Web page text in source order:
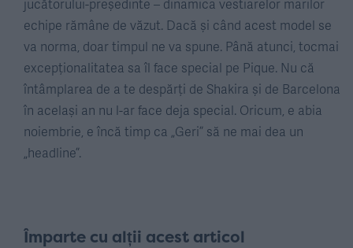
echipe rămâne de văzut. Dacă și când acest model se
va norma, doar timpul ne va spune. Până atunci, tocmai
excepționalitatea sa îl face special pe Pique. Nu că
întâmplarea de a te despărți de Shakira și de Barcelona
în același an nu l-ar face deja special. Oricum, e abia
noiembrie, e încă timp ca „Geri” să ne mai dea un
„headline”.
Împarte cu alții acest articol